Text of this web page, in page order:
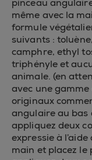
pinceau
même avec la
formule
suivants :
camphre, ethyl
triphényle et
animale. (en
avec une
originaux
angulaire au bas
appliquez deux
expressie à
main et placez le